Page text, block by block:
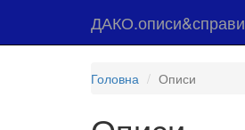
ДАКО.описи&справи
Головна Описи